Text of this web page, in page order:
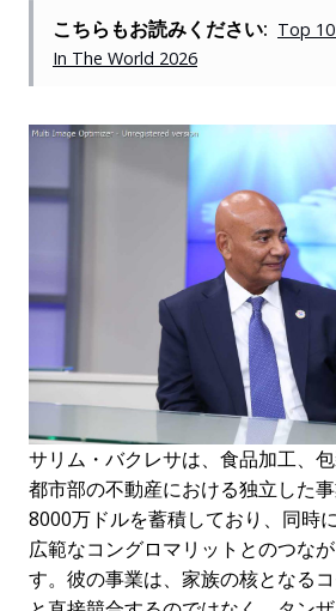
こちらもお読みください: Top
In The World 2026
サリム・バクレサは、食品加工、包
都市部の不動産における独立した
8000万ドルを蓄積しており、同時
広範なコングロマリットとのつな
す。彼の事業は、家族の核となる